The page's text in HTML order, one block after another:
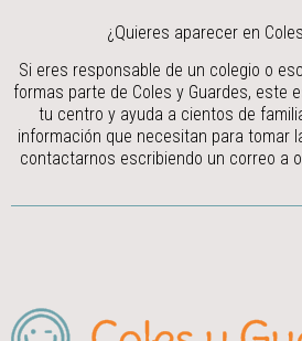
¿Quieres aparecer en
Si eres responsable de un colegio o
formas parte de Coles y Guardes, este
tu centro y ayuda a cientos de
información que necesitan para tomar
contactarnos escribiendo un correo a